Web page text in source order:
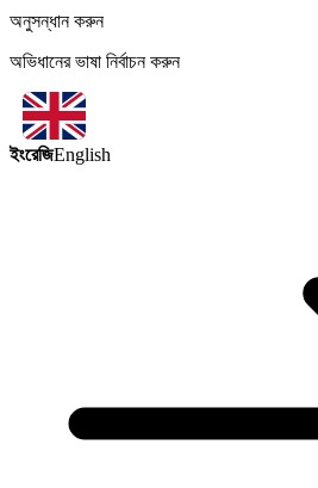
অনুসন্ধান করুন
অভিধানের ভাষা নির্বাচন করুন
ইংরেজিEnglish